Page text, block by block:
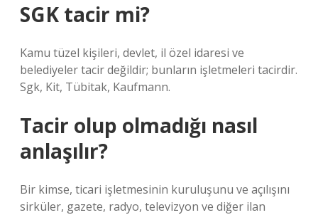
SGK tacir mi?
Kamu tüzel kişileri, devlet, il özel idaresi ve
belediyeler tacir değildir; bunların işletmeleri tacirdir.
Sgk, Kit, Tübitak, Kaufmann.
Tacir olup olmadığı nasıl
anlaşılır?
Bir kimse, ticari işletmesinin kuruluşunu ve açılışını
sirküler, gazete, radyo, televizyon ve diğer ilan